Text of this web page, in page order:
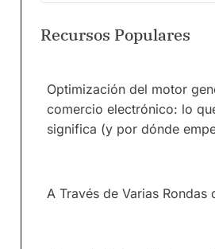
Recursos Populares
Optimización del motor
comercio electrónico: lo
significa (y por dónde
A Través de Varias Rondas